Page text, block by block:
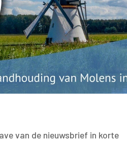
van de nieuwsbrief in korte